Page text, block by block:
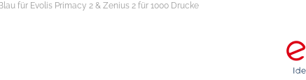
für Evolis Primacy 2 & Zenius 2 für 1000 Drucke